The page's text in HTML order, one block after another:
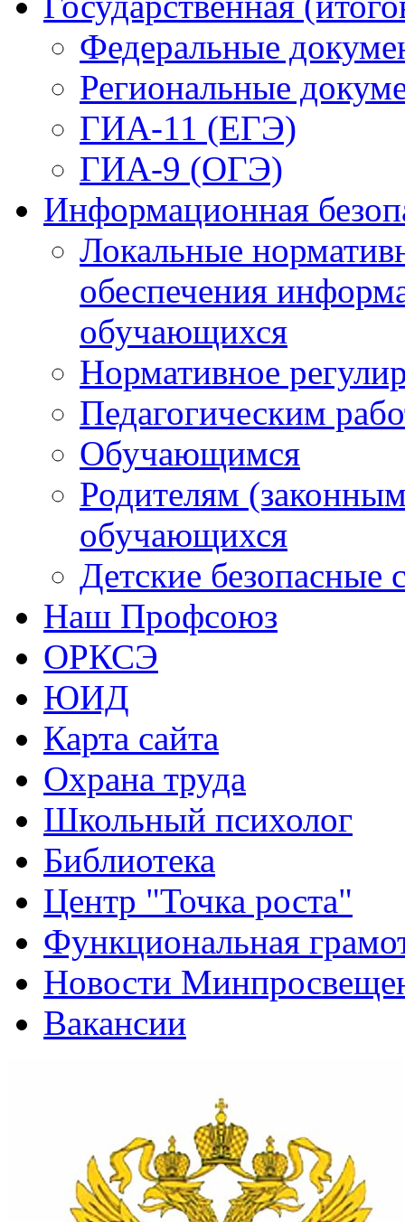
ГИА-9 (ОГЭ)
Информационная
Локальные
обеспечения
обучающихся
Нормативное
Педагогическим
Обучающимся
Родителям
обучающихся
Детские безопасные
Наш Профсоюз
ОРКСЭ
ЮИД
Карта сайта
Охрана труда
Школьный психолог
Библиотека
Центр "Точка роста"
Функциональная
Новости
Вакансии